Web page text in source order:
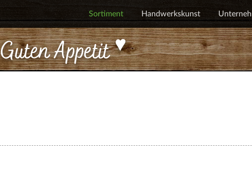
Sortiment Handwerkskunst
Guten Appetit